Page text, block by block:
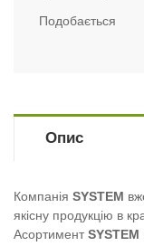
Подобається
Опис
Компанія SYSTEM
якісну продукцію в
АсортиментSYSTEM